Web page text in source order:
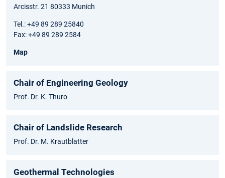
Arcisstr. 21 80333 Munich
Tel.: +49 89 289 25840
Fax: +49 89 289 2584
Map
Chair of Engineering Geology
Prof. Dr. K. Thuro
Chair of Landslide Research
Prof. Dr. M. Krautblatter
Geothermal Technologies